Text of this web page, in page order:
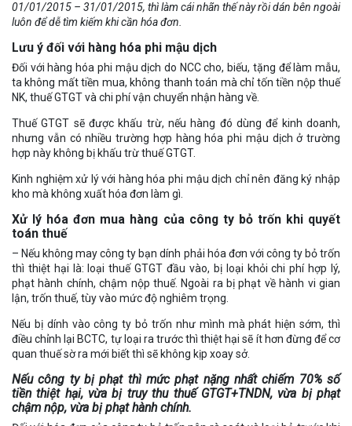
01/01/2015 – 31/01/2015, thì làm cái nhãn thế này rồi dán bên ngoài
luôn để dễ tìm kiếm khi cần hóa đơn.
Lưu ý đối với hàng hóa phi mậu dịch
Đối với hàng hóa phi mậu dịch do NCC cho, biếu, tặng để làm mẫu,
ta không mất tiền mua, không thanh toán mà chỉ tốn tiền nộp thuế
NK, thuế GTGT và chi phí vận chuyển nhận hàng về.
Thuế GTGT sẽ được khấu trừ, nếu hàng đó dùng để kinh doanh,
nhưng vẫn có nhiều trường hợp hàng hóa phi mậu dịch ở trường
hợp này không bị khấu trừ thuế GTGT.
Kinh nghiệm xử lý với hàng hóa phi mậu dịch chỉ nên đăng ký nhập
kho mà không xuất hóa đơn làm gì.
Xử lý hóa đơn mua hàng của công ty bỏ trốn khi quyết
toán thuế
– Nếu không may công ty bạn dính phải hóa đơn với công ty bỏ trốn
thì thiệt hại là: loại thuế GTGT đầu vào, bị loại khỏi chi phí hợp lý,
phạt hành chính, chậm nộp thuế. Ngoài ra bị phạt về hành vi gian
lận, trốn thuế, tùy vào mức độ nghiêm trọng.
Nếu bị dính vào công ty bỏ trốn như mình mà phát hiện sớm, thì
điều chỉnh lại BCTC, tự loại ra trước thì thiệt hại sẽ ít hơn đừng để cơ
quan thuế sờ ra mới biết thì sẽ không kịp xoay sở.
Nếu công ty bị phạt thì mức phạt nặng nhất chiếm 70% số
tiền thiệt hại, vừa bị truy thu thuế GTGT+TNDN, vừa bị phạt
chậm nộp, vừa bị phạt hành chính.